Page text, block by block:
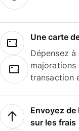
Une carte
Dépensez
transaction
Envoyez
sur les frais